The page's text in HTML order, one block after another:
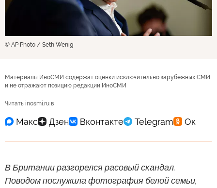
© AP Photo / Seth Wenig
Материалы ИноСМИ содержат оценки исключительно зарубежных СМИ
и не отражают позицию редакции ИноСМИ
Читать inosmi.ru в
В Британии разгорелся расовый скандал.
Поводом послужила фотография белой семьи,